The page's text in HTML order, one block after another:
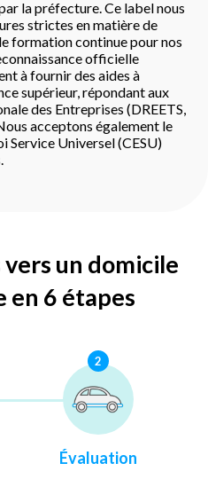
la préfecture. Ce label nous
strictes en matière de
formation continue pour nos
officielle
à fournir des aides à
supérieur, répondant aux
des Entreprises (DREETS,
acceptons également le
Service Universel (CESU)
un domicile
en 6 étapes
2
Évaluation